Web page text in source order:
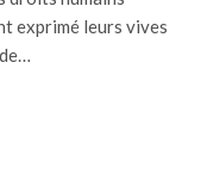
exprimé leurs vives